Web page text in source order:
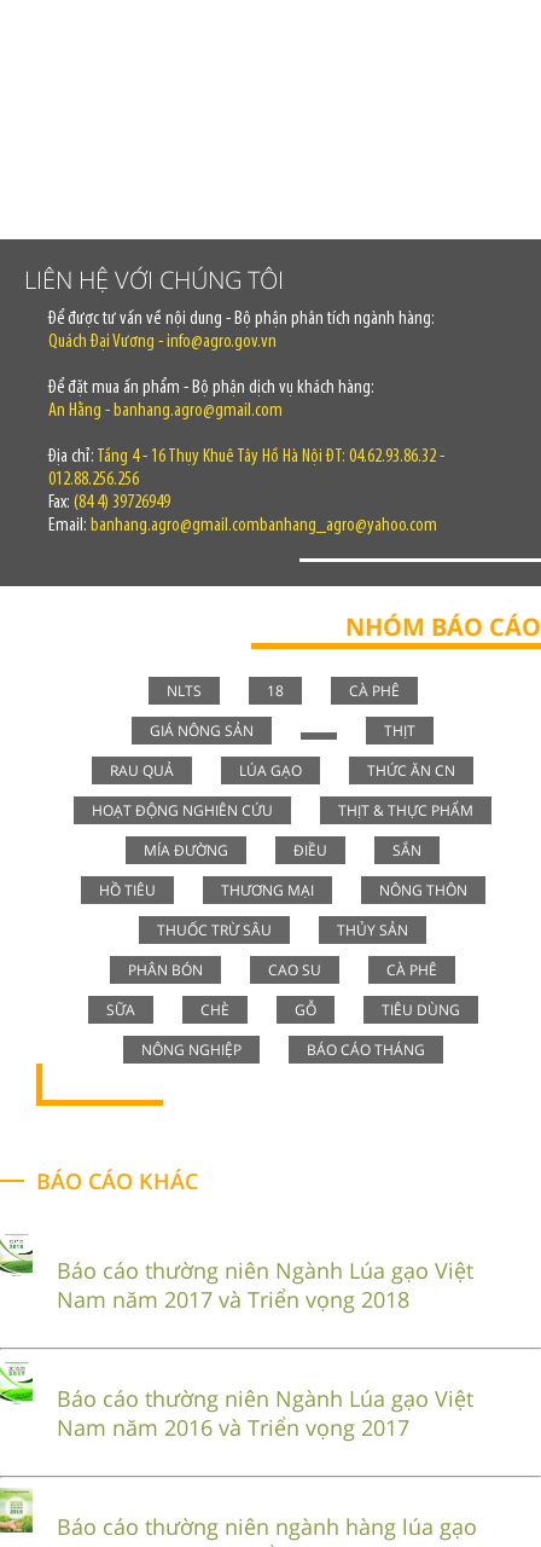
LIÊN HỆ VỚI CHÚNG TÔI
Để được tư vấn về nội dung - Bộ phận phân tích ngành hàng:
Quách Đại Vương - info@agro.gov.vn
Để đặt mua ấn phẩm - Bộ phận dịch vụ khách hàng:
An Hằng - banhang.agro@gmail.com
Địa chỉ: Tầng 4 - 16 Thụy Khuê Tây Hồ Hà Nội ĐT: 04.62.93.86.32 -
012.88.256.256
Fax: (84 4) 39726949
Email: banhang.agro@gmail.combanhang_agro@yahoo.com
NHÓM BÁO CÁO
NLTS 18
CÀ PHÊ
GIÁ NÔNG SẢN
THỊT
RAU QUẢ
LÚA GẠO
THỨC ĂN CN
HOẠT ĐỘNG NGHIÊN CỨU
THỊT & THỰC PHẨM
MÍA ĐƯỜNG
ĐIỀU
SẮN
HỒ TIÊU
THƯƠNG MẠI
NÔNG THÔN
THUỐC TRỪ SÂU
THỦY SẢN
PHÂN BÓN
CAO SU
CÀ PHÊ
SỮA
CHÈ GỖ
TIÊU DÙNG
NÔNG NGHIỆP
BÁO CÁO THÁNG
BÁO CÁO KHÁC
Báo cáo thường niên Ngành Lúa gạo Việt
Nam năm 2017 và Triển vọng 2018
Báo cáo thường niên Ngành Lúa gạo Việt
Nam năm 2016 và Triển vọng 2017
Báo cáo thường niên ngành hàng lúa gạo